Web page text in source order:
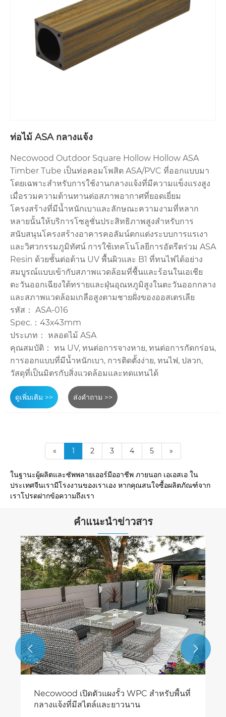
ท่อไม้ ASA กลางแจ้ง
Necowood Outdoor Square Hollow Hollow ASA
Timber Tube เป็นท่อคอมโพสิต ASA/PVC ที่ออกแบบมา
โดยเฉพาะสำหรับการใช้งานกลางแจ้งที่มีความแข็งแรงสูง
เมื่อรวมความต้านทานต่อสภาพอากาศที่ยอดเยี่ยม
โครงสร้างที่มีน้ำหนักเบาและลักษณะความงามที่หลาก
หลายนั้นให้บริการโซลูชั่นประสิทธิภาพสูงสำหรับการ
สนับสนุนโครงสร้างอาคารคอลัมน์ตกแต่งระบบการแรเงา
และวิศวกรรมภูมิทัศน์ การใช้เทคโนโลยีการอัดรีดร่วม ASA
Resin ด้วยชั้นต่อต้าน UV พื้นผิวและ B1 ที่ทนไฟได้อย่าง
สมบูรณ์แบบเข้ากับสภาพแวดล้อมที่ชื้นและร้อนในเอเชีย
ตะวันออกเฉียงใต้ทรายและฝุ่นอุณหภูมิสูงในตะวันออกกลาง
และสภาพแวดล้อมเกลือสูงตามชายฝั่งของออสเตรเลีย
รหัส： ASA-016
Spec.：43x43mm
ประเภท： หลอดไม้ ASA
คุณสมบัติ： ทน UV, ทนต่อการจางหาย, ทนต่อการกัดกร่อน,
การออกแบบที่มีน้ำหนักเบา, การติดตั้งง่าย, ทนไฟ, ปลวก,
วัสดุที่เป็นมิตรกับสิ่งแวดล้อมและทดแทนได้
ดูเพิ่มเติม >> ส่งคำถาม >>
« 1 2 3 4 5 »
ในฐานะผู้ผลิตและซัพพลายเออร์มืออาชีพ ภายนอก เอเอสเอ ใน
ประเทศจีนเรามีโรงงานของเราเอง หากคุณสนใจซื้อผลิตภัณฑ์จาก
เราโปรดฝากข้อความถึงเรา
คำแนะนำข่าวสาร
Necowood เปิดตัวแผงรั้ว WPC สำหรับพื้นที่
กลางแจ้งที่มีสไตล์และยาวนาน
 